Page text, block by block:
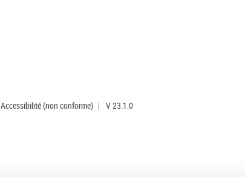
Accessibilité (non conforme) | V 23.1.0